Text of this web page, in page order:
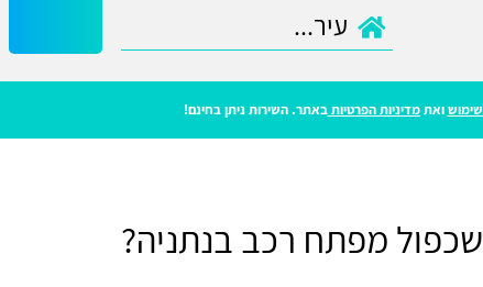
ואתמדיניות הפרטיות באתר. השירות ניתן בחינם!
מפתח רכב בנתניה?